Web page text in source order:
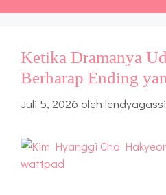
Ketika Dramanya
Berharap Ending
Juli 5, 2026 oleh lendyagassi